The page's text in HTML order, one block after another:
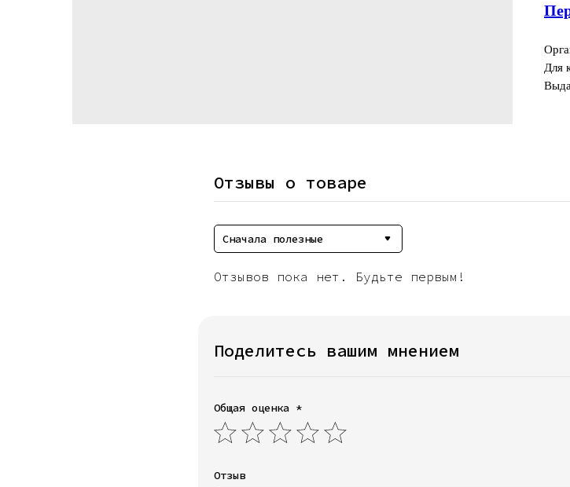
Для
Отзывы о товаре
Сначала полезные
Отзывов пока нет. Будьте первым!
Поделитесь вашим мнением
Общая оценка *
Отзыв